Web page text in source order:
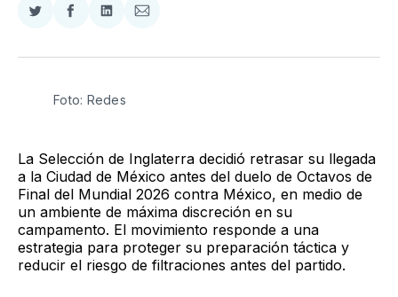
Compartir
Twitter
Compartir
Facebook
Compartir
LinkedIn
Compartir
Email
Foto: Redes
La Selección de Inglaterra decidió retrasar su llegada
a la Ciudad de México antes del duelo de Octavos de
Final del Mundial 2026 contra México, en medio de
un ambiente de máxima discreción en su
campamento. El movimiento responde a una
estrategia para proteger su preparación táctica y
reducir el riesgo de filtraciones antes del partido.